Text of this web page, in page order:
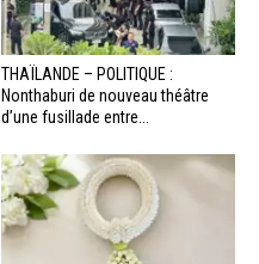
THAÏLANDE – POLITIQUE :
Nonthaburi de nouveau théâtre
d’une fusillade entre...